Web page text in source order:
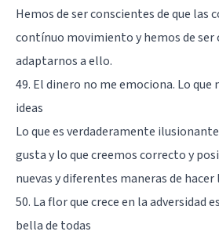
Hemos de ser conscientes de que las
contínuo movimiento y hemos de ser
adaptarnos a ello.
49. El dinero no me emociona. Lo que
ideas
Lo que es verdaderamente
gusta y lo que creemos correcto y
nuevas y diferentes maneras de hacer
50. La flor que crece en la adversidad
bella de todas